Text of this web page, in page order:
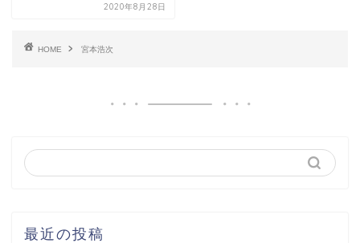
2020年8月28日
HOME 宮本浩次
最近の投稿